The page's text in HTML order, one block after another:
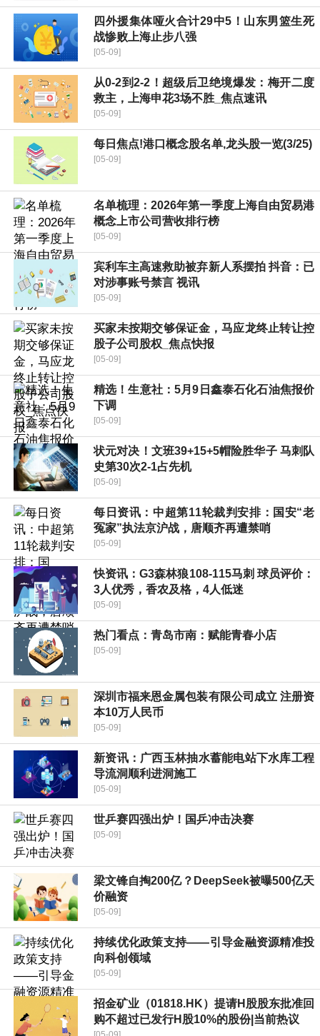
四外援集体哑火合计29中5！山东男篮生死
战惨败上海止步八强
[05-09]
从0-2到2-2！超级后卫绝境爆发：梅开二度
救主，上海申花3场不胜_焦点速讯
[05-09]
每日焦点!港口概念股名单,龙头股一览(3/25)
[05-09]
名单梳理：2026年第一季度上海自由贸易港
概念上市公司营收排行榜
[05-09]
宾利车主高速救助被弃新人系摆拍 抖音：已
对涉事账号禁言 视讯
[05-09]
买家未按期交够保证金，马应龙终止转让控
股子公司股权_焦点快报
[05-09]
精选！生意社：5月9日鑫泰石化石油焦报价
下调
[05-09]
状元对决！文班39+15+5帽险胜华子 马刺队
史第30次2-1占先机
[05-09]
每日资讯：中超第11轮裁判安排：国安“老
冤家”执法京沪战，唐顺齐再遭禁哨
[05-09]
快资讯：G3森林狼108-115马刺 球员评价：
3人优秀，香农及格，4人低迷
[05-09]
热门看点：青岛市南：赋能青春小店
[05-09]
深圳市福来恩金属包装有限公司成立 注册资
本10万人民币
[05-09]
新资讯：广西玉林抽水蓄能电站下水库工程
导流洞顺利进洞施工
[05-09]
世乒赛四强出炉！国乒冲击决赛
[05-09]
梁文锋自掏200亿？DeepSeek被曝500亿天
价融资
[05-09]
持续优化政策支持——引导金融资源精准投
向科创领域
[05-09]
招金矿业（01818.HK）提请H股股东批准回
购不超过已发行H股10%的股份|当前热议